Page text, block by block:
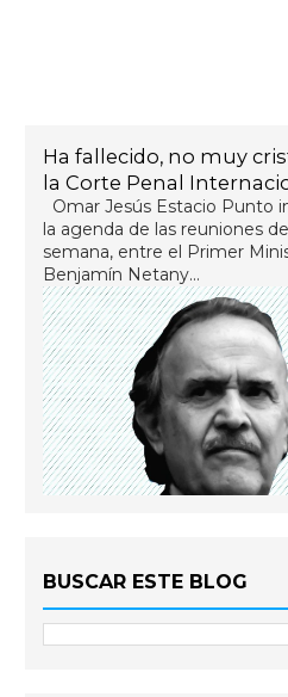
Ha fallecido, no muy
la Corte Penal
Omar Jesús Estacio Punto
la agenda de las reuniones
semana, entre el Primer
Benjamín Netany...
BUSCAR ESTE BLOG